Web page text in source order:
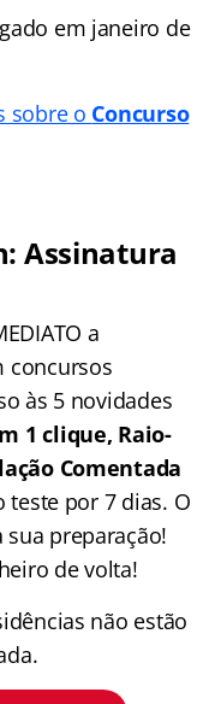
em janeiro de
sobre o Concurso
Assinatura
a
concursos
às 5 novidades
1 clique, Raio-
Comentada
teste por 7 dias. O
preparação!
de volta!
não estão